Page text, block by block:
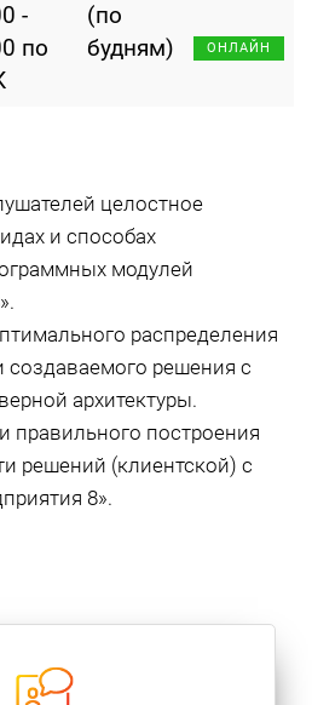
-
по
(по
будням)
ОНЛАЙН
целостное
и способах
модулей
распределения
создаваемого решения с
архитектуры.
правильного построения
решений (клиентской) с
8».